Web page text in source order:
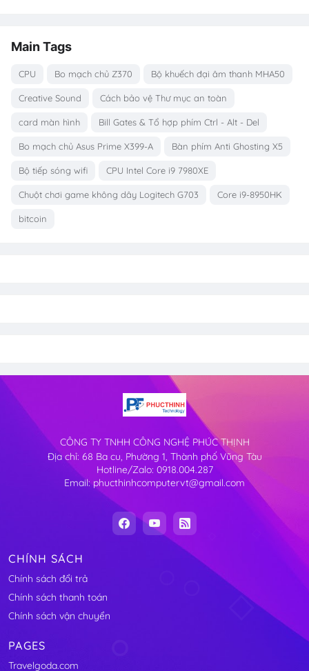
Main Tags
CPU Bo mạch chủ Z370 Bộ khuếch đại âm thanh MHA50
Creative Sound Cách bảo vệ Thư mục an toàn
card màn hình Bill Gates & Tổ hợp phím Ctrl - Alt - Del
Bo mạch chủ Asus Prime X399-A Bàn phím Anti Ghosting X5
Bộ tiếp sóng wifi CPU Intel Core i9 7980XE
Chuột chơi game không dây Logitech G703 Core i9-8950HK
bitcoin
CÔNG TY TNHH CÔNG NGHỆ PHÚC THỊNH
Địa chỉ: 68 Ba cu, Phường 1, Thành phố Vũng Tàu
Hotline/Zalo: 0918.004.287
Email: phucthinhcomputervt@gmail.com
CHÍNH SÁCH
Chính sách đổi trả
Chính sách thanh toán
Chính sách vận chuyển
PAGES
Travelgoda.com